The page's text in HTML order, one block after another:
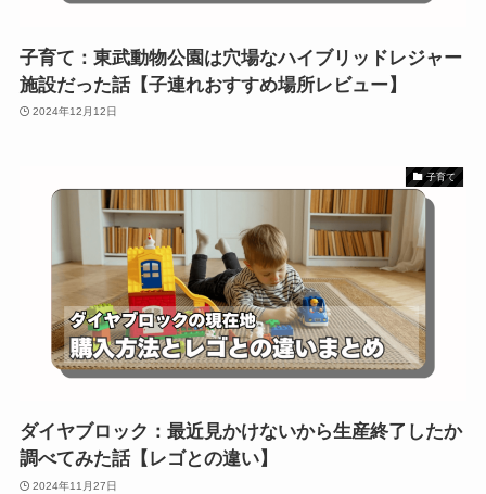
子育て：東武動物公園は穴場なハイブリッドレジャー
施設だった話【子連れおすすめ場所レビュー】
2024年12月12日
子育て
ダイヤブロック：最近見かけないから生産終了したか
調べてみた話【レゴとの違い】
2024年11月27日